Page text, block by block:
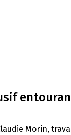
Morin,